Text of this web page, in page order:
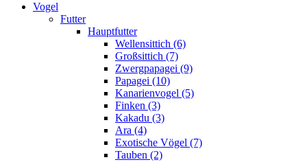
Vogel
Futter
Hauptfutter
Wellensittich (6)
Großsittich (7)
Zwergpapagei (9)
Papagei (10)
Kanarienvogel (5)
Finken (3)
Kakadu (3)
Ara (4)
Exotische Vögel (7)
Tauben (2)